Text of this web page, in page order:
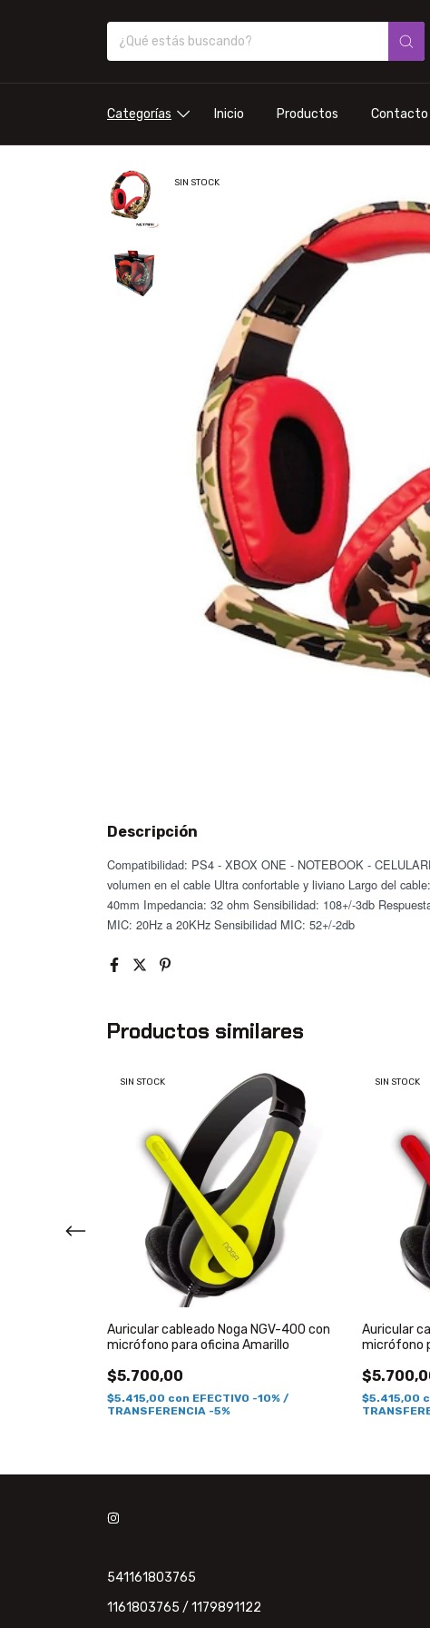
Categorías Inicio Productos Contacto
SIN STOCK
Descripción
Compatibilidad: PS4 - XBOX ONE - NOTEBOOK -
volumen en el cable Ultra confortable y liviano Largo del
40mm Impedancia: 32 ohm Sensibilidad: 108+/-3db
MIC: 20Hz a 20KHz Sensibilidad MIC: 52+/-2db
Productos similares
SIN STOCK
Auricular cableado Noga NGV-400 con
micrófono para oficina Amarillo
$5.700,00
$5.415,00 con EFECTIVO -10% /
TRANSFERENCIA -5%
SIN STOCK
Auricular
micrófono
$5.415,00
541161803765
1161803765 / 1179891122